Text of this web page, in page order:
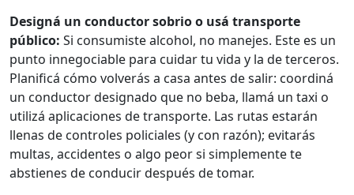
Designá un conductor sobrio o usá transporte
público: Si consumiste alcohol, no manejes. Este es un
punto innegociable para cuidar tu vida y la de terceros.
Planificá cómo volverás a casa antes de salir: coordiná
un conductor designado que no beba, llamá un taxi o
utilizá aplicaciones de transporte. Las rutas estarán
llenas de controles policiales (y con razón); evitarás
multas, accidentes o algo peor si simplemente te
abstienes de conducir después de tomar.